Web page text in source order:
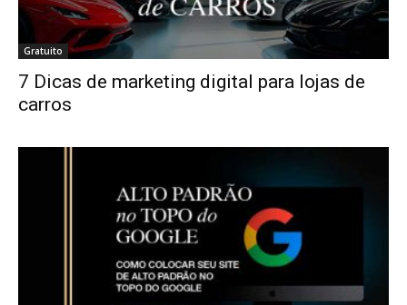
Gratuito
7 Dicas de marketing digital para lojas de
carros